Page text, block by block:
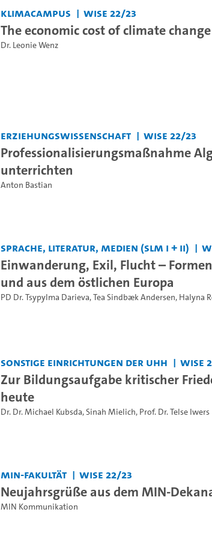
KlimaCampus WiSe 22/23
The economic cost of climate change
Dr. Leonie Wenz
Erziehungswissenschaft WiSe 22/23
Professionalisierungsmaßnahme
unterrichten
Anton Bastian
Sprache, Literatur, Medien (SLM I + II)
Einwanderung, Exil, Flucht –
und aus dem östlichen Europa
PD Dr. Tsypylma Darieva,Tea Sindbæk Andersen, Halyna
Sonstige Einrichtungen der UHH WiSe
Zur Bildungsaufgabe kritischer
heute
Dr. Dr. Michael Kubsda,Sinah Mielich, Prof. Dr. Telse Iwers
MIN-Fakultät WiSe 22/23
Neujahrsgrüße aus dem MIN-
MIN Kommunikation